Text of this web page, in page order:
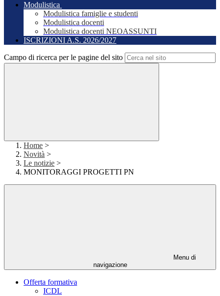
Modulistica
Modulistica famiglie e studenti
Modulistica docenti
Modulistica docenti NEOASSUNTI
ISCRIZIONI A.S. 2026/2027
Campo di ricerca per le pagine del sito
Home >
Novità >
Le notizie >
MONITORAGGI PROGETTI PN
Menu di
navigazione
Offerta formativa
ICDL